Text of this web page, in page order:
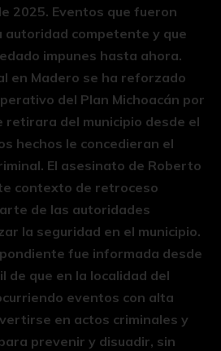
2025. Eventos que fueron
autoridad competente y que
impunes hasta ahora.
en Madero se ha reforzado
del Plan Michoacán por
retirara del municipio desde el
hechos le concedieran el
El asesinato de Roberto
contexto de retroceso
de las autoridades
la seguridad en el municipio.
fue informada desde
de que en la localidad del
eventos con alta
en actos criminales y
prevenir y disuadir, sin